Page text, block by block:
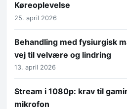
Køreoplevelse
25. april 2026
Behandling med fysiurgisk
vej til velvære og lindring
13. april 2026
Stream i 1080p: krav til
mikrofon